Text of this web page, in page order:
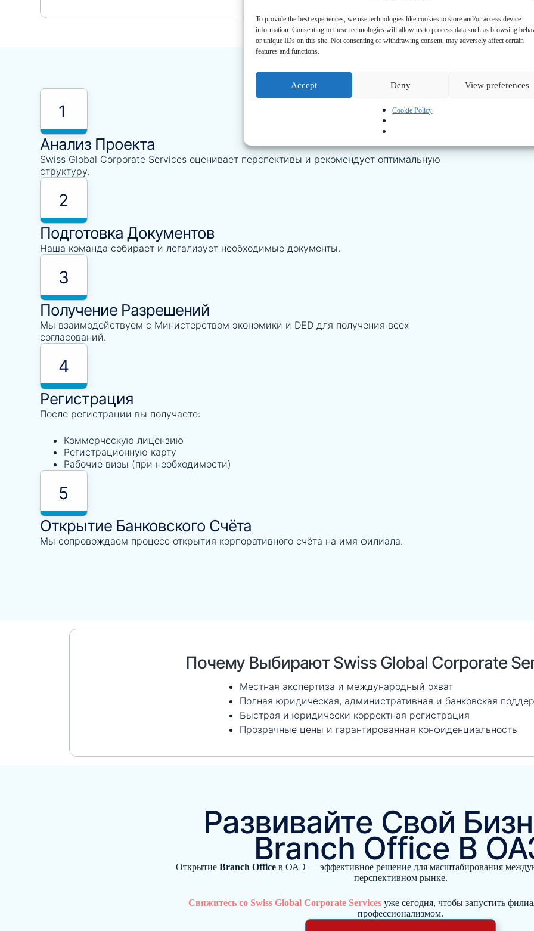
To provide the best experiences, we use technologies like cookies to store and/or access device
information. Consenting to these technologies will allow us to process data such as browsing
or unique IDs on this site. Not consenting or withdrawing consent, may adversely affect certain
features and functions.
Accept Deny View preferences
Cookie Policy
Этапы Открытия Branch Office В ОАЭ
1
Анализ Проекта
Swiss Global Corporate Services оценивает перспективы и рекомендует оптимальную
структуру.
2
Подготовка Документов
Наша команда собирает и легализует необходимые документы.
3
Получение Разрешений
Мы взаимодействуем с Министерством экономики и DED для получения всех
согласований.
4
Регистрация
После регистрации вы получаете:
Коммерческую лицензию
Регистрационную карту
Рабочие визы (при необходимости)
5
Открытие Банковского Счёта
Мы сопровождаем процесс открытия корпоративного счёта на имя филиала.
Почему Выбирают Swiss Global Corporate
Местная экспертиза и международный охват
Полная юридическая, административная и банковская
Быстрая и юридически корректная регистрация
Прозрачные цены и гарантированная конфиденциальность
Развивайте Свой
Branch Office В
Открытие Branch Officeв ОАЭ — эффективное решение для масштабирования
перспективном рынке.
Свяжитесь со Swiss Global Corporate Services уже сегодня, чтобы запустить
профессионализмом.